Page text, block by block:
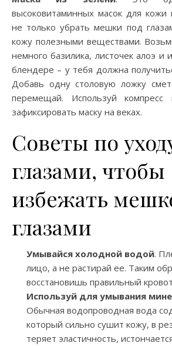
высоковитаминных масок для кожи
не только убрать мешки под
кожу полезными веществами.
немного базилика, листочек алоэ и
блендере – у тебя должна
Добавь одну столовую ложку
перемещай. Используй
зафиксировать маску на веках.
Советы по
глазами, чтобы
избежать
глазами
Умывайся холодной водой.
лицо, а не растирай ее. Таким
восстановишь правильный
Используй для умывания
Обычная водопроводная вода
который сильно сушит кожу, в
теряет эластичность,